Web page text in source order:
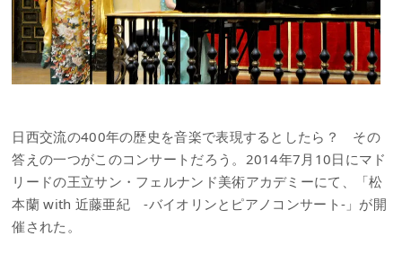
日西交流の400年の歴史を音楽で表現するとしたら？ その
答えの一つがこのコンサートだろう。2014年7月10日にマド
リードの王立サン・フェルナンド美術アカデミーにて、「松
本蘭 with 近藤亜紀 -バイオリンとピアノコンサート-」が開
催された。